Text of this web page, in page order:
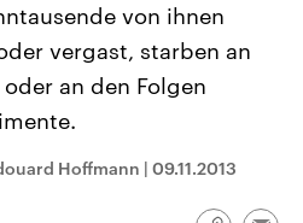
aus
USA
Aktuelle Beiträge,
Hintergründe
Wirtschaftlich und
gehören die Vereinigten
von ihnen
vergast, starben an
an den Folgen
Hoffmann | 09.11.2013